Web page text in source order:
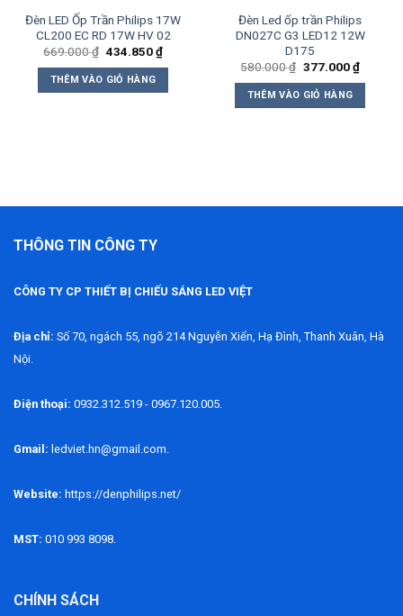
Đèn LED Ốp Trần Philips 17W
CL200 EC RD 17W HV 02
669.000₫ Giá
là:
669.000 ₫.
434.850₫Giá
hiện
434.850 ₫.
THÊM VÀO GIỎ HÀNG
Đèn Led ốp trần Philips
DN027C G3 LED12 12W
D175
580.000₫ Giá
là:
580.000 ₫.
377.000₫Giá
hiện
THÊM VÀO GIỎ HÀNG
THÔNG TIN CÔNG TY
CÔNG TY CP THIẾT BỊ CHIẾU SÁNG LED VIỆT
Địa chỉ: Số 70, ngách 55, ngõ 214 Nguyễn Xiển, Hạ Đình, Thanh Xuân, Hà
Nội.
Điện thoại: 0932.312.519 - 0967.120.005.
Gmail: ledviet.hn@gmail.com.
Website: https://denphilips.net/
MST: 010 993 8098.
CHÍNH SÁCH